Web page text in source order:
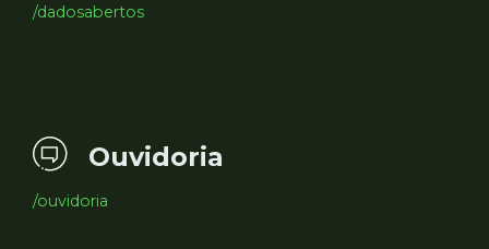
/dadosabertos
Ouvidoria
/ouvidoria